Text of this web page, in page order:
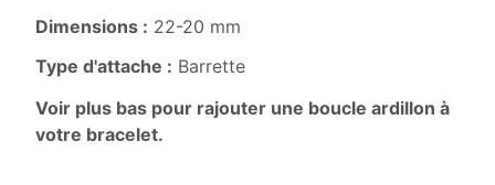
Dimensions : 22-20 mm
Type d'attache : Barrette
Voir plus bas pour rajouter une boucle ardillon à
votre bracelet.